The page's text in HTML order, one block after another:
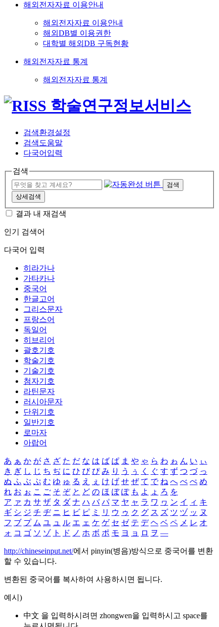
해외전자자료 이용안내
해외전자자료 이용안내
해외DB별 이용권한
대학별 해외DB 구독현황
해외전자자료 통계
해외전자자료 통계
검색환경설정
검색도움말
다국어입력
검색
검색
상세검색
결과 내 재검색
인기 검색어
다국어 입력
히라가나
가타카나
중국어
한글고어
그리스문자
프랑스어
독일어
히브리어
괄호기호
학술기호
기술기호
첨자기호
라틴문자
러시아문자
단위기호
일반기호
로마자
아랍어
あ ぁ か が さ ざ た だ な は ば ぱ ま や ゃ ら わ ゎ ん い ぃ
き ぎ し じ ち ぢ に ひ び ぴ み り う ぅ く ぐ す ず つ づ っ
ぬ ふ ぶ ぷ む ゆ ゅ る え ぇ け げ せ ぜ て で ね へ べ ぺ め
れ お ぉ こ ご そ ぞ と ど の ほ ぼ ぽ も よ ょ ろ を
ア ァ カ サ ザ タ ダ ナ ハ バ パ マ ヤ ャ ラ ワ ヮ ン イ ィ キ
ギ シ ジ チ ヂ ニ ヒ ビ ピ ミ リ ウ ゥ ク グ ス ズ ツ ヅ ッ ヌ
フ ブ プ ム ユ ュ ル エ ェ ケ ゲ セ ゼ テ デ ヘ ベ ペ メ レ オ
ォ コ ゴ ソ ゾ ト ド ノ ホ ボ ポ モ ヨ ョ ロ ヲ ―
http://chineseinput.net/에서 pinyin(병음)방식으로 중국어를 변환
할 수 있습니다.
변환된 중국어를 복사하여 사용하시면 됩니다.
예시)
中文 을 입력하시려면 zhongwen을 입력하시고 space를